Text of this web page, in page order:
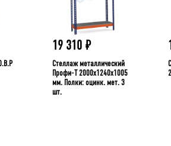
19 310 ₽
Стеллаж металлический
Профи-Т 2000x1240x1005
мм. Полки: оцинк. мет. 3
шт.